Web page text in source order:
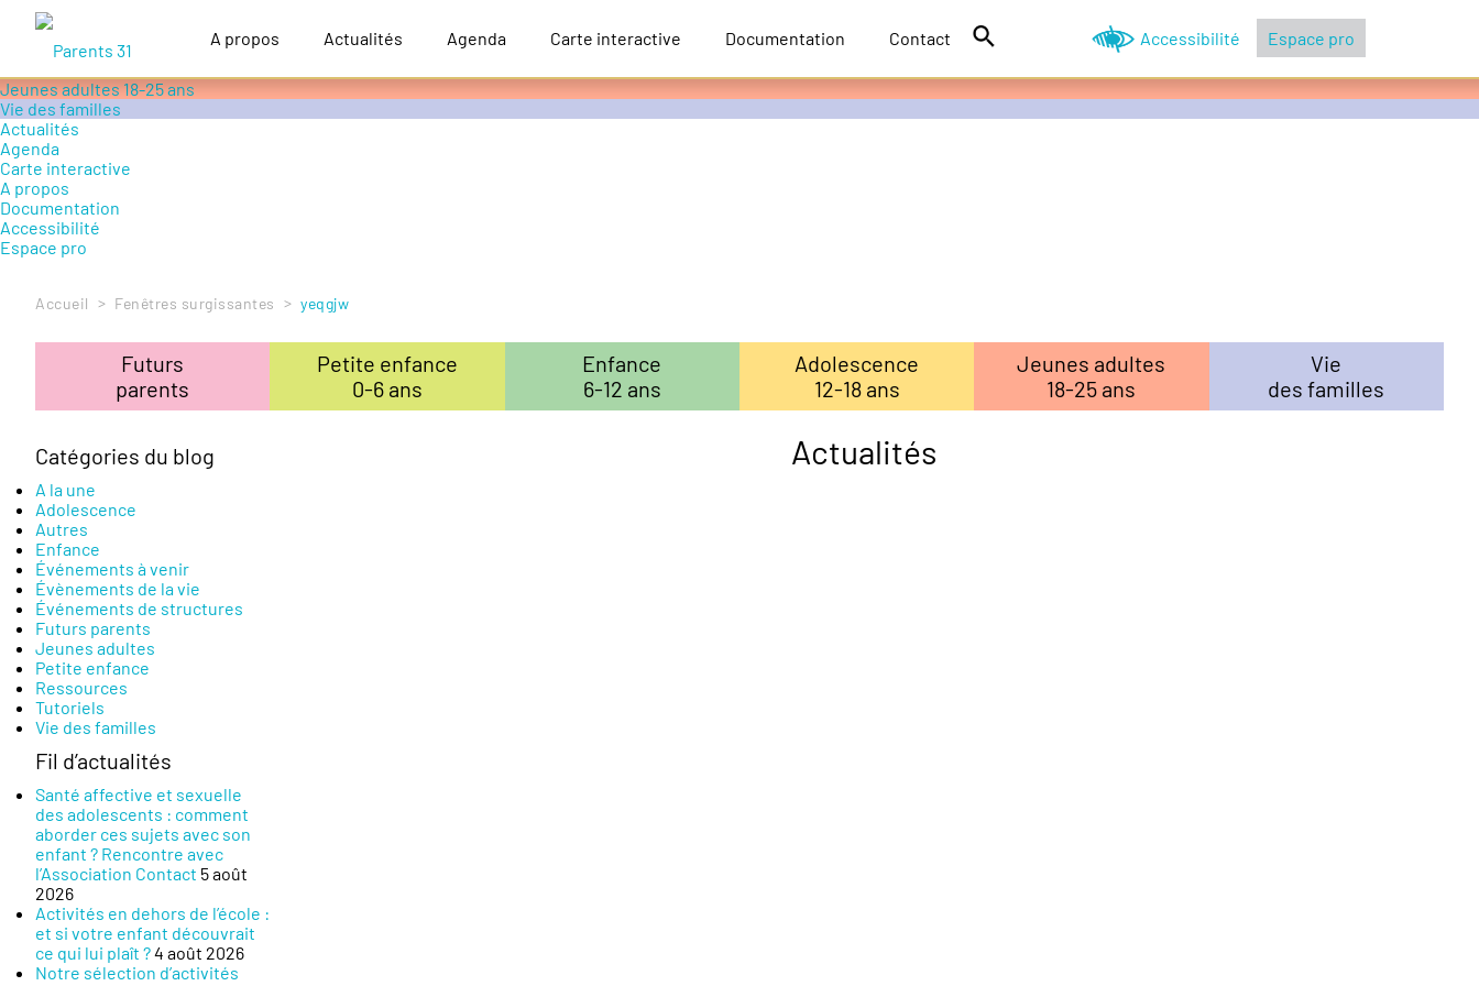
A propos Actualités Agenda Carte interactive Documentation Contact Accessibilité Espace pro
Accompagner le handicap
Petite enfance 0-6 ans
Enfance 6-12 ans
Jeunes adultes 18-25 ans
Vie des familles
Actualités
Agenda
Carte interactive
A propos
Documentation
Accessibilité
Espace pro
Accueil > Fenêtres surgissantes > yeqgjw
Futurs
parents
Petite enfance
0-6 ans
Enfance
6-12 ans
Adolescence
12-18 ans
Jeunes adultes
18-25 ans
Vie
des familles
Catégories du blog
A la une
Adolescence
Autres
Enfance
Événements à venir
Évènements de la vie
Événements de structures
Futurs parents
Jeunes adultes
Petite enfance
Ressources
Tutoriels
Vie des familles
Fil d’actualités
Santé affective et sexuelle
des adolescents : comment
aborder ces sujets avec son
enfant ? Rencontre avec
l’Association Contact 5 août
2026
Activités en dehors de l’école :
et si votre enfant découvrait
ce qui lui plaît ?4 août 2026
Notre sélection d’activités
Actualités